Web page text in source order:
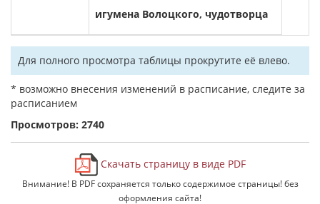
игумена Волоцкого, чудотворца
Для полного просмотра таблицы прокрутите её влево.
* возможно внесения изменений в расписание, следите за
расписанием
Просмотров: 2740
Скачать страницу в виде PDF
Внимание! В PDF сохраняется только содержимое страницы! без
оформления сайта!